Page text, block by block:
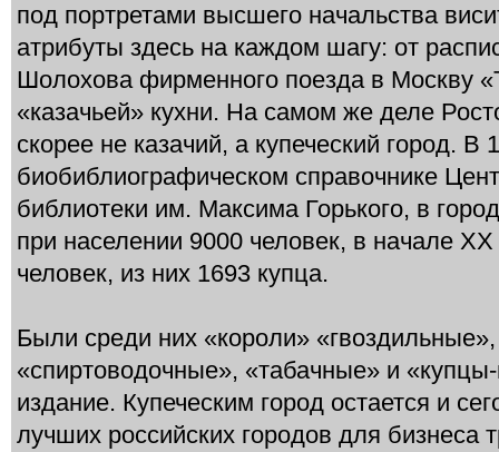
под портретами высшего начальства
атрибуты здесь на каждом шагу: от
Шолохова фирменного поезда в Москву
«казачьей» кухни. На самом же деле
скорее не казачий, а купеческий город. В
биобиблиографическом справочнике
библиотеки им. Максима Горького, в
при населении 9000 человек, в начале
человек, из них 1693 купца.
Были среди них «короли»
«спиртоводочные», «табачные» и
издание. Купеческим город остается и
лучших российских городов для бизнеса